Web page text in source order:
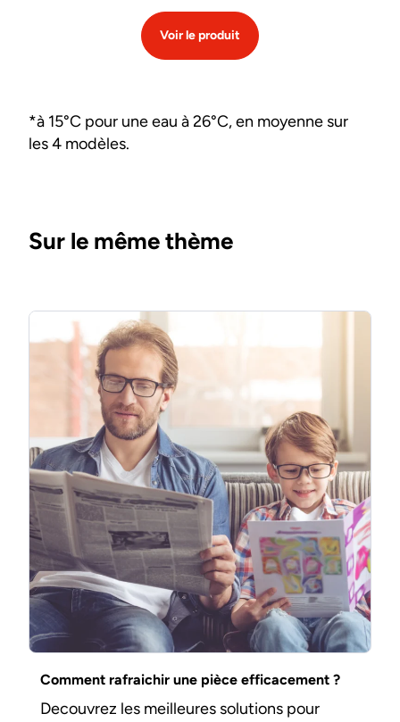
Voir le produit
*à 15°C pour une eau à 26°C, en moyenne sur
les 4 modèles.
Sur le même thème
Comment rafraichir une pièce efficacement ?
Decouvrez les meilleures solutions pour